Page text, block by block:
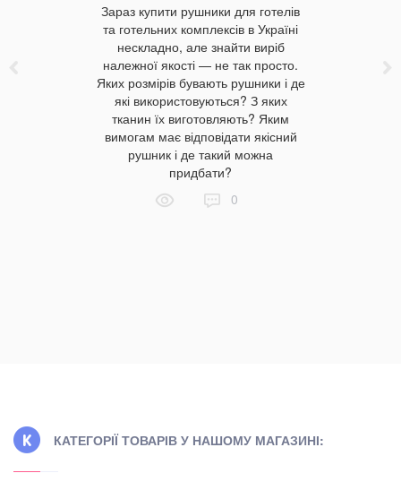
Зараз купити рушники для готелів
та готельних комплексів в Україні
нескладно, але знайти виріб
належної якості — не так просто.
Яких розмірів бувають рушники і де
які використовуються? З яких
тканин їх виготовляють? Яким
вимогам має відповідати якісний
рушник і де такий можна
придбати?
0
КАТЕГОРІЇ ТОВАРІВ У НАШОМУ МАГАЗИНІ: